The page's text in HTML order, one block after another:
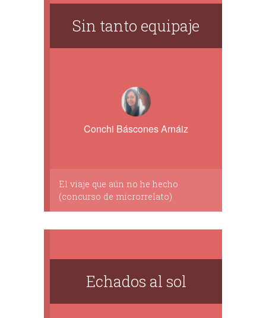
Sin tanto equipaje
Conchi Báscones Arnáiz
El viaje que aún no he hecho
(concurso de microrrelato)
Echados al sol